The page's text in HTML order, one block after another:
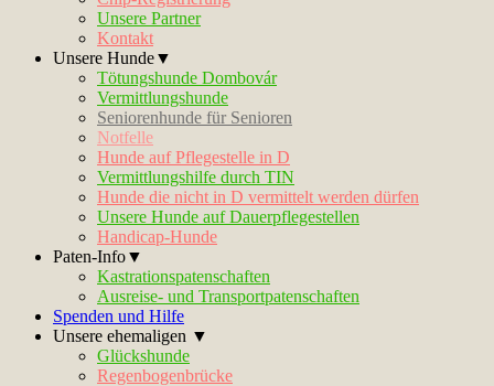
Unsere Partner
Kontakt
Unsere Hunde▼
Tötungshunde Dombovár
Vermittlungshunde
Seniorenhunde für Senioren
Notfelle
Hunde auf Pflegestelle in D
Vermittlungshilfe durch TIN
Hunde die nicht in D vermittelt werden dürfen
Unsere Hunde auf Dauerpflegestellen
Handicap-Hunde
Paten-Info▼
Kastrationspatenschaften
Ausreise- und Transportpatenschaften
Spenden und Hilfe
Unsere ehemaligen ▼
Glückshunde
Regenbogenbrücke